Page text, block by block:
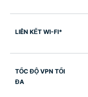
LIÊN KẾT WI-FI*
TỐC ĐỘ VPN TỐI
ĐA